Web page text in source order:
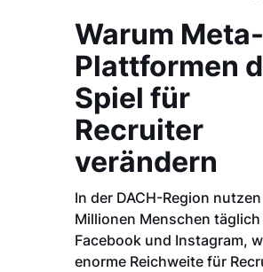
Warum Meta-
Plattformen
Spiel für
Recruiter
verändern
In der DACH-Region
Millionen Menschen täglich
Facebook und Instagram,
enorme Reichweite für